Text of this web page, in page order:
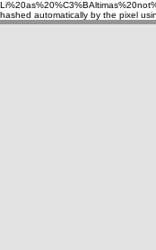
hashed automatically by the pixel